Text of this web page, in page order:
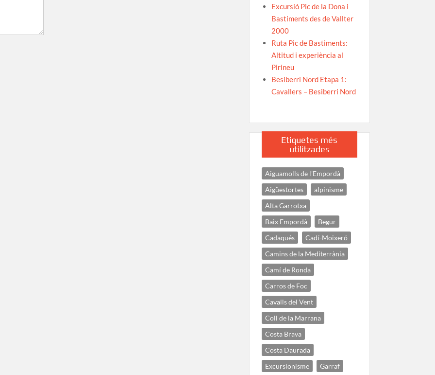
Excursió Pic de la Dona i
Bastiments des de Vallter
2000
Ruta Pic de Bastiments:
Altitud i experiència al
Pirineu
Besiberri Nord Etapa 1:
Cavallers – Besiberri Nord
Etiquetes més
utilitzades
Aiguamolls de l'Empordà
Aigüestortes
alpinisme
Alta Garrotxa
Baix Empordà
Begur
Cadaqués
Cadí-Moixeró
Camins de la Mediterrània
Camí de Ronda
Carros de Foc
Cavalls del Vent
Coll de la Marrana
Costa Brava
Costa Daurada
Excursionisme
Garraf